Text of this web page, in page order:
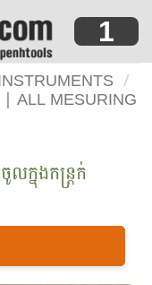
1
/
ALL MESURING
ក្នុងកន្ត្រក់